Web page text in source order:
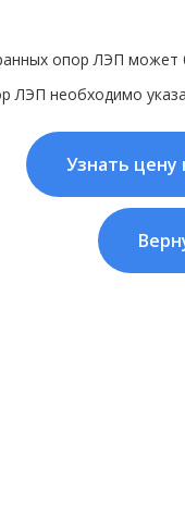
опор ЛЭП может
ЛЭП необходимо
Узнать